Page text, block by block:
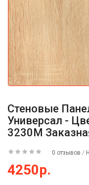
Стеновые
Универсал -
3230М
0 отзывов /
4250р.